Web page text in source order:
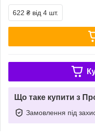
622 ₴ від 4 шт.
Що таке купити з
Замовлення під